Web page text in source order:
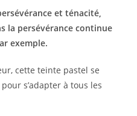
et ténacité,
la persévérance continue
exemple.
cette teinte pastel se
s’adapter à tous les